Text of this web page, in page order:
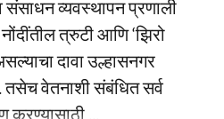
व्यवस्थापन प्रणाली
त्रुटी आणि ‘झिरो
दावा उल्हासनगर
वेतनाशी संबंधित सर्व
करण्यासाठी ...